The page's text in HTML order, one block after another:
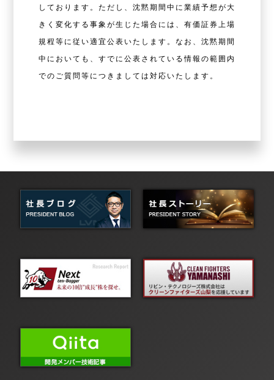
しております。ただし、沈黙期間中に業績予想が⼤
きく変化する事象が生じた場合には、有価証券上場
規程等に従い適宜公表いたします。なお、沈黙期間
中においても、すでに公表されている情報の範囲内
でのご質問等につきましては対応いたします。